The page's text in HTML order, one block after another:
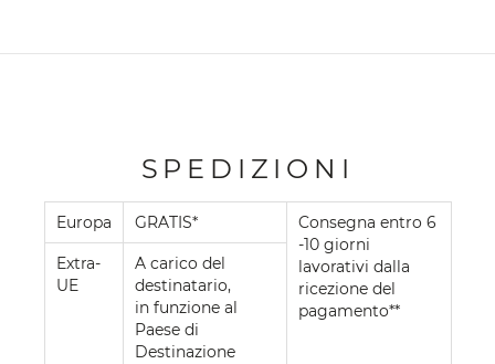
SPEDIZIONI
Europa GRATIS*
Consegna entro 6
-10 giorni
lavorativi dalla
ricezione del
pagamento**
Extra-
UE
A carico del
destinatario,
in funzione al
Paese di
Destinazione